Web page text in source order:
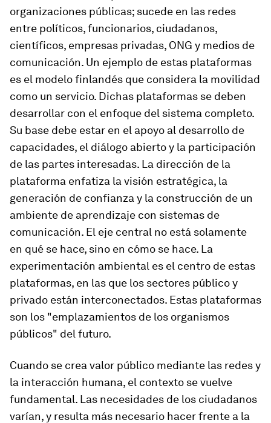
organizaciones públicas; sucede en las redes
entre políticos, funcionarios, ciudadanos,
científicos, empresas privadas, ONG y medios de
comunicación. Un ejemplo de estas plataformas
es el modelo finlandés que considera la movilidad
como un servicio. Dichas plataformas se deben
desarrollar con el enfoque del sistema completo.
Su base debe estar en el apoyo al desarrollo de
capacidades, el diálogo abierto y la participación
de las partes interesadas. La dirección de la
plataforma enfatiza la visión estratégica, la
generación de confianza y la construcción de un
ambiente de aprendizaje con sistemas de
comunicación. El eje central no está solamente
en qué se hace, sino en cómo se hace. La
experimentación ambiental es el centro de estas
plataformas, en las que los sectores público y
privado están interconectados. Estas plataformas
son los "emplazamientos de los organismos
públicos" del futuro.
Cuando se crea valor público mediante las redes y
la interacción humana, el contexto se vuelve
fundamental. Las necesidades de los ciudadanos
varían, y resulta más necesario hacer frente a la